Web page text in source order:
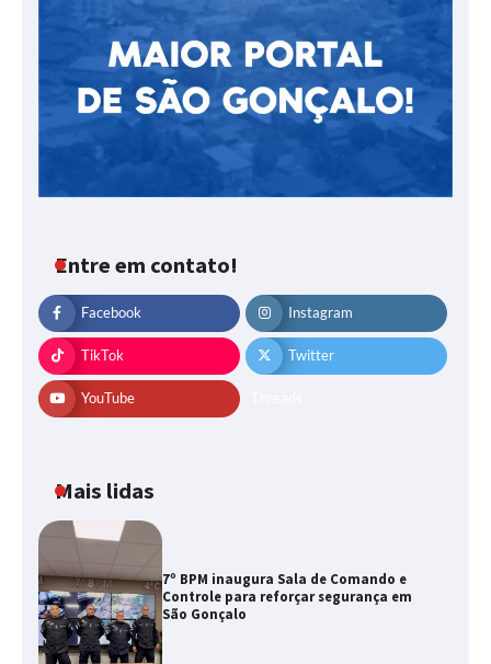
Entre em contato!
Facebook Instagram
TikTok Twitter
YouTube
Mais lidas
7º BPM inaugura Sala de Comando e
Controle para reforçar segurança em
São Gonçalo